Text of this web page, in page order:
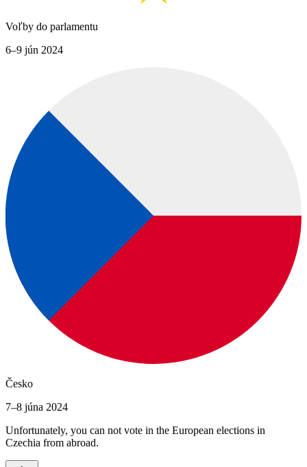
Voľby do parlamentu
6–9 jún 2024
Česko
7–8 júna 2024
Unfortunately, you can not vote in the European elections in
Czechia from abroad.